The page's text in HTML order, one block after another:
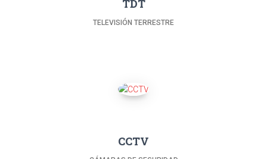
TDT
TELEVISIÓN TERRESTRE
CCTV